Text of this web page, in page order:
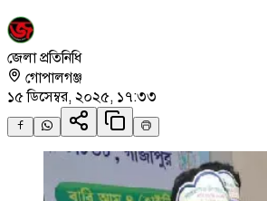
জেলা প্রতিনিধি
গোপালগঞ্জ
১৫ ডিসেম্বর, ২০২৫, ১৭:৩৩